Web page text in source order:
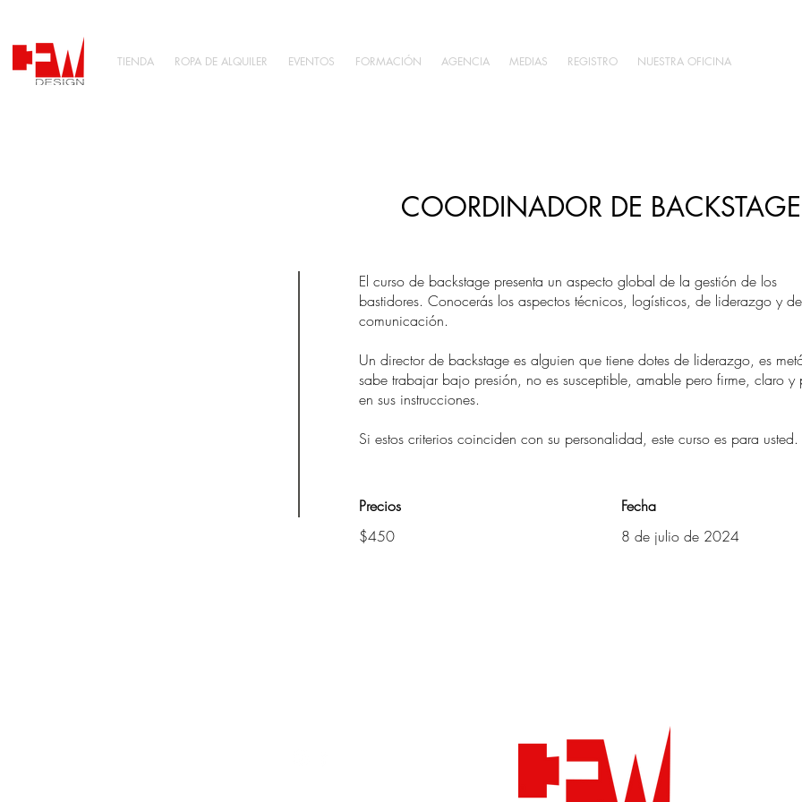
TIENDA ROPA DE ALQUILER EVENTOS FORMACIÓN AGENCIA MEDIAS REGISTRO NUESTRA OFICINA
COORDINADOR DE BACKSTAGE
El curso de backstage presenta un aspecto global de la gestión de los
bastidores. Conocerás los aspectos técnicos, logísticos, de liderazgo y de
comunicación.
Un director de backstage es alguien que tiene dotes de liderazgo, es
sabe trabajar bajo presión, no es susceptible, amable pero firme, claro y
en sus instrucciones.
Si estos criterios coinciden con su personalidad, este curso es para usted.
Precios
$450
Fecha
8 de julio de 2024